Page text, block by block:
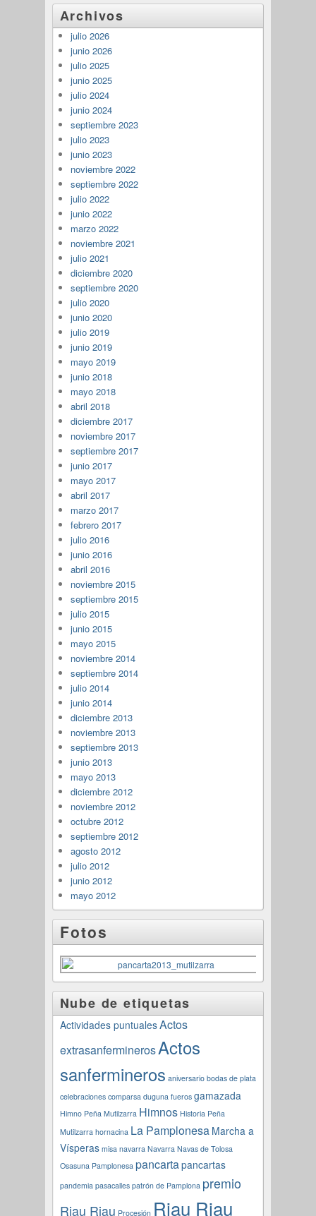
Archivos
julio 2026
junio 2026
julio 2025
junio 2025
julio 2024
junio 2024
septiembre 2023
julio 2023
junio 2023
noviembre 2022
septiembre 2022
julio 2022
junio 2022
marzo 2022
noviembre 2021
julio 2021
diciembre 2020
septiembre 2020
julio 2020
junio 2020
julio 2019
junio 2019
mayo 2019
junio 2018
mayo 2018
abril 2018
diciembre 2017
noviembre 2017
septiembre 2017
junio 2017
mayo 2017
abril 2017
marzo 2017
febrero 2017
julio 2016
junio 2016
abril 2016
noviembre 2015
septiembre 2015
julio 2015
junio 2015
mayo 2015
noviembre 2014
septiembre 2014
julio 2014
junio 2014
diciembre 2013
noviembre 2013
septiembre 2013
junio 2013
mayo 2013
diciembre 2012
noviembre 2012
octubre 2012
septiembre 2012
agosto 2012
julio 2012
junio 2012
mayo 2012
Fotos
Nube de etiquetas
Actividades puntualesActos
extrasanferminerosActos
sanfermineros aniversario bodas de plata
celebraciones comparsa duguna fueros gamazada
Himno Peña Mutilzarra Himnos Historia Peña
Mutilzarra hornacina La Pamplonesa Marcha a
Vísperas misa navarra Navarra Navas de Tolosa
Osasuna Pamplonesa pancartapancartas
pandemia pasacalles patrón de Pamplona premio
Riau Riau Procesión Riau Riau